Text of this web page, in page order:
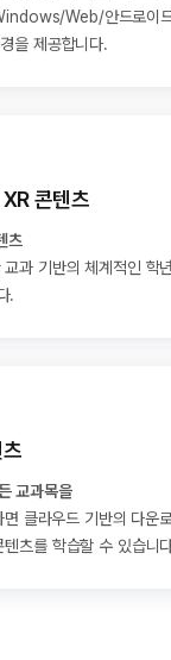
Web/안드로이
을 제공합니다.
콘텐츠
츠
과 기반의 체계적인 학
.
교과목을
클라우드 기반의 다운
츠를 학습할 수 있습니